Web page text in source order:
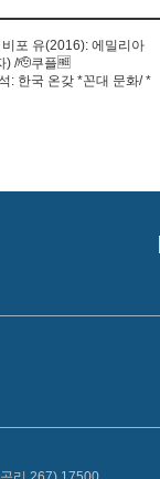
포 유(2016): 에밀리아
) /🫡쿠플🆓
: 한국 온갖 *꼰대 문화/ *